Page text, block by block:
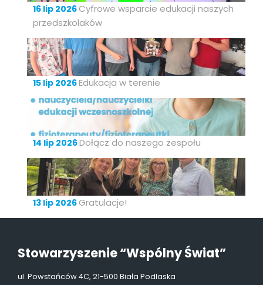
16 lip 2026 Cyfrowe wsparcie edukacji naszych
przedszkolaków
15 lip 2026Edukacja w terenie
14 lip 2026Dołącz do naszego zespołu
13 lip 2026 Gratulacje!
Stowarzyszenie “Wspólny Świat”
ul. Powstańców 4C, 21-500 Biała Podlaska